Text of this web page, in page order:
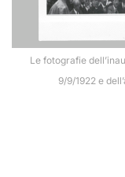
Le fotografie
9/9/1922 e